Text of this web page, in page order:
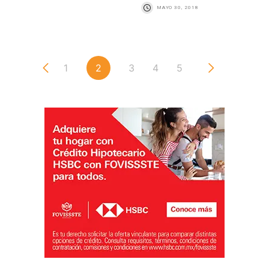
MAYO 30, 2018
1 2 3 4 5